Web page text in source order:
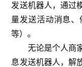
发送机器人，通过
量发送活动消息
等）。
无论是个人商家
息发送机器人，解